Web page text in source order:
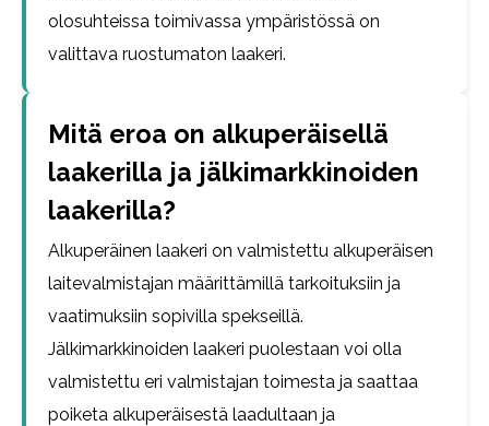
olosuhteissa toimivassa ympäristössä on
valittava ruostumaton laakeri.
Mitä eroa on alkuperäisellä
laakerilla ja jälkimarkkinoiden
laakerilla?
Alkuperäinen laakeri on valmistettu alkuperäisen
laitevalmistajan määrittämillä tarkoituksiin ja
vaatimuksiin sopivilla spekseillä.
Jälkimarkkinoiden laakeri puolestaan voi olla
valmistettu eri valmistajan toimesta ja saattaa
poiketa alkuperäisestä laadultaan ja